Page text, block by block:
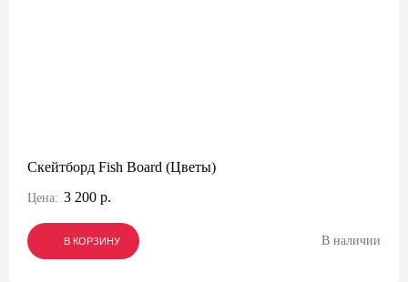
Скейтборд Fish Board (Цветы)
Цена: 3 200 р.
В КОРЗИНУ
В КОРЗИНУ
В КОРЗИНУ В наличии